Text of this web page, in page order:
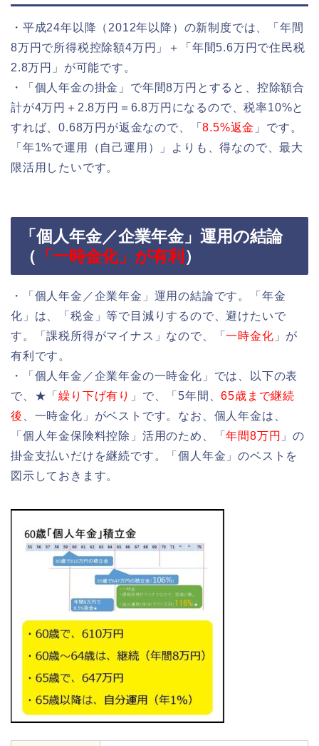
・平成24年以降（2012年以降）の新制度では、「年間
8万円で所得税控除額4万円」＋「年間5.6万円で住民税
2.8万円」が可能です。
・「個人年金の掛金」で年間8万円とすると、控除額合
計が4万円＋2.8万円＝6.8万円になるので、税率10%と
すれば、0.68万円が返金なので、「8.5%返金 」です。
「年1%で運用（自己運用）」よりも、得なので、最大
限活用したいです。
「個人年金／企業年金」運用の結論
（ 「一時金化」が有利 ）
・「個人年金／企業年金」運用の結論です。「年金
化」は、「税金」等で目減りするので、避けたいで
す。「課税所得がマイナス」なので、「一時金化 」が
有利です。
・「個人年金／企業年金の一時金化」では、以下の表
で、★「繰り下げ有り 」で、「5年間、65歳まで継続
後
、一時金化」がベストです。なお、個人年金は、
「個人年金保険料控除」活用のため、「年間8万円 」の
掛金支払いだけを継続です。「個人年金」のベストを
図示しておきます。